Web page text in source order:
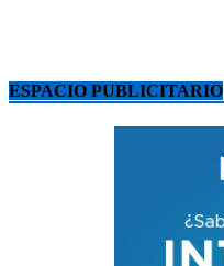
ESPACIO PUBLICITARIO